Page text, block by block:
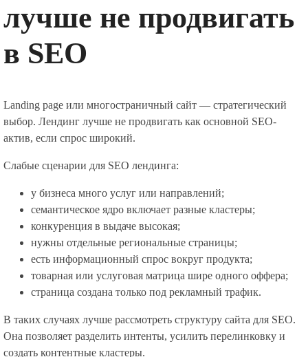
лучше не продвигать
в SEO
Landing page или многостраничный сайт — стратегический
выбор. Лендинг лучше не продвигать как основной SEO-
актив, если спрос широкий.
Слабые сценарии для SEO лендинга:
у бизнеса много услуг или направлений;
семантическое ядро включает разные кластеры;
конкуренция в выдаче высокая;
нужны отдельные региональные страницы;
есть информационный спрос вокруг продукта;
товарная или услуговая матрица шире одного оффера;
страница создана только под рекламный трафик.
В таких случаях лучше рассмотреть структуру сайта для SEO.
Она позволяет разделить интенты, усилить перелинковку и
создать контентные кластеры.